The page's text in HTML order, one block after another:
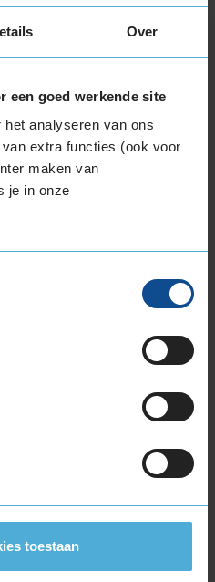
Over
een goed werkende site
analyseren van ons
extra functies (ook voor
maken van
je in onze
toestaan
RUNFLAT